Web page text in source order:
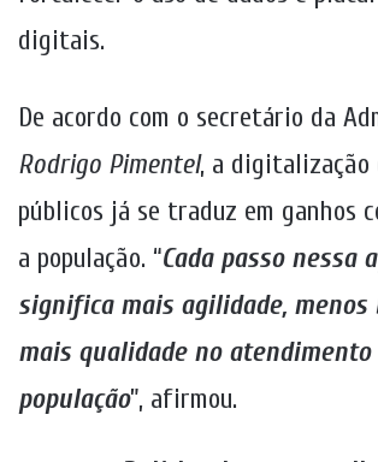
digitais.
De acordo com o secretário da
Rodrigo Pimentel, a digitalização
públicos já se traduz em ganhos
a população. “Cada passo nessa
significa mais agilidade, menos
mais qualidade no atendimento
população”, afirmou.